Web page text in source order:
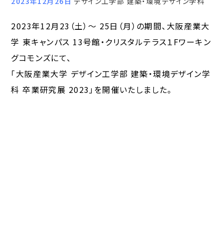
2023年12月23（土）〜 25日（月）の期間、大阪産業大
学 東キャンパス 13号館・クリスタルテラス１Fワーキン
グコモンズにて、
「大阪産業大学 デザイン工学部 建築・環境デザイン学
科 卒業研究展 2023」を開催いたしました。